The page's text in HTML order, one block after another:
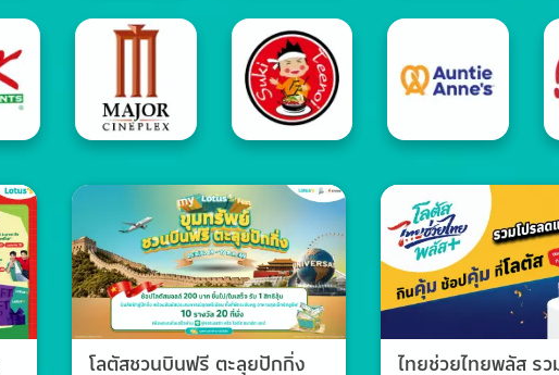
โลตัสชวนบินฟรี ตะลุยปักกิ่ง
ไทยช่วยไทยพลัส รว